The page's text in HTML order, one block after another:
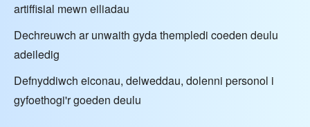
artiffisial mewn eiliadau
Dechreuwch ar unwaith gyda thempledi coeden deulu
adeiledig
Defnyddiwch eiconau, delweddau, dolenni personol i
gyfoethogi'r goeden deulu